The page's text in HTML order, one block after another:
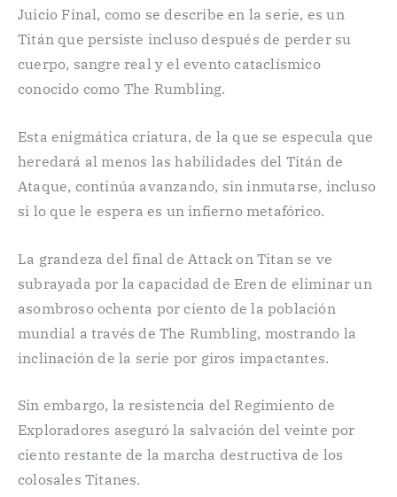
Juicio Final, como se describe en la serie, es un
Titán que persiste incluso después de perder su
cuerpo, sangre real y el evento cataclísmico
conocido como The Rumbling.
Esta enigmática criatura, de la que se especula que
heredará al menos las habilidades del Titán de
Ataque, continúa avanzando, sin inmutarse, incluso
si lo que le espera es un infierno metafórico.
La grandeza del final de Attack on Titan se ve
subrayada por la capacidad de Eren de eliminar un
asombroso ochenta por ciento de la población
mundial a través de The Rumbling, mostrando la
inclinación de la serie por giros impactantes.
Sin embargo, la resistencia del Regimiento de
Exploradores aseguró la salvación del veinte por
ciento restante de la marcha destructiva de los
colosales Titanes.